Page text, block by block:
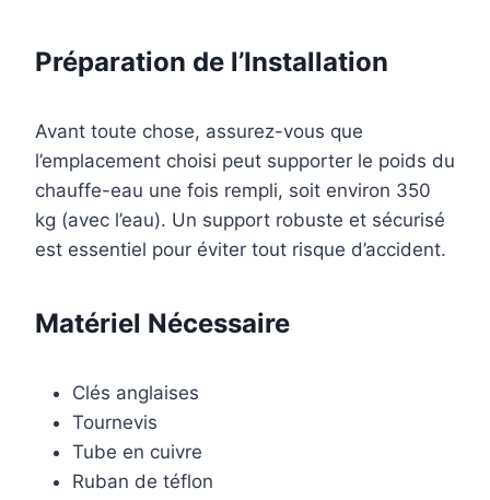
Préparation de l’Installation
Avant toute chose, assurez-vous que
l’emplacement choisi peut supporter le poids du
chauffe-eau une fois rempli, soit environ 350
kg (avec l’eau). Un support robuste et sécurisé
est essentiel pour éviter tout risque d’accident.
Matériel Nécessaire
Clés anglaises
Tournevis
Tube en cuivre
Ruban de téflon